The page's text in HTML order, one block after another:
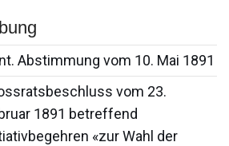
Abstimmung vom 10. Mai 1891
vom 23.
1891 betreffend
«zur Wahl der